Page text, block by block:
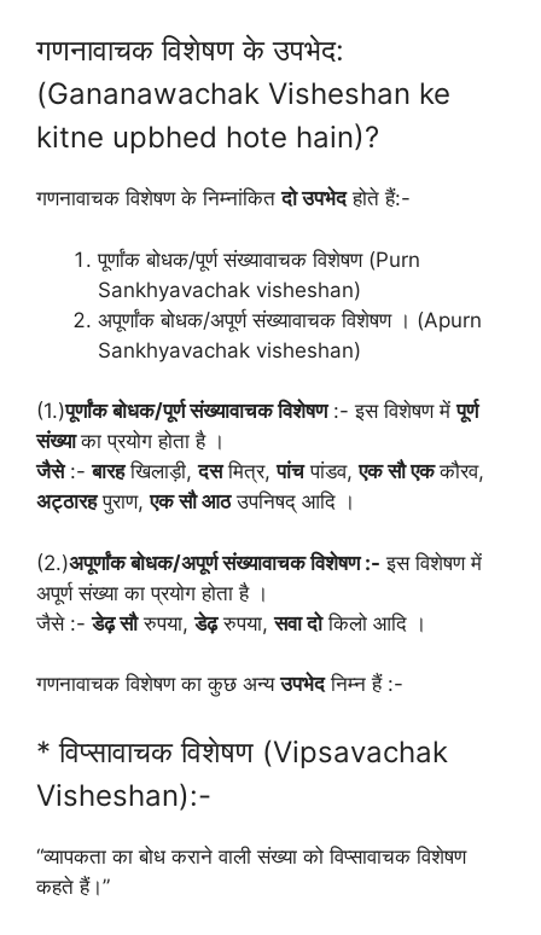
गणनावाचक विशेषण के उपभेद:
(Gananawachak Visheshan ke
kitne upbhed hote hain)?
गणनावाचक विशेषण के निम्नांकितदो उपभेदहोते हैं:-
पूर्णांक बोधक/पूर्ण संख्यावाचक विशेषण (Purn
Sankhyavachak visheshan)
अपूर्णांक बोधक/अपूर्ण संख्यावाचक विशेषण । (Apurn
Sankhyavachak visheshan)
(1.)पूर्णांक बोधक/पूर्ण संख्यावाचक विशेषण:- इस विशेषण मेंपूर्ण
संख्याका प्रयोग होता है ।
जैसे:-बारहखिलाड़ी,दसमित्र,पांचपांडव,एक सौ एककौरव,
अट्ठारहपुराण,एक सौ आठउपनिषद् आदि ।
(2.)अपूर्णांक बोधक/अपूर्ण संख्यावाचक विशेषण :- इस विशेषण में
अपूर्ण संख्या का प्रयोग होता है ।
जैसे :-डेढ़ सौरुपया,डेढ़रुपया,सवा दोकिलो आदि ।
गणनावाचक विशेषण का कुछ अन्यउपभेदनिम्न हैं :-
* विप्सावाचक विशेषण (Vipsavachak
Visheshan):-
“व्यापकता का बोध कराने वाली संख्या को विप्सावाचक विशेषण
कहते हैं।”